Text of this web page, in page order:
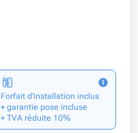
Forfait d’installation inclus
+ garantie pose incluse
+ TVA réduite 10%